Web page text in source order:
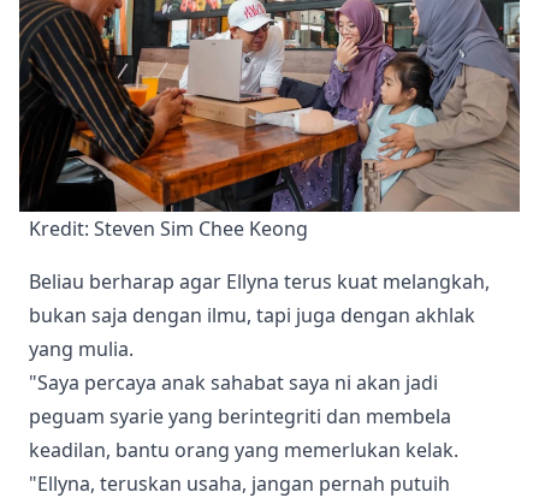
Kredit: Steven Sim Chee Keong
Beliau berharap agar Ellyna terus kuat melangkah,
bukan saja dengan ilmu, tapi juga dengan akhlak
yang mulia.
"Saya percaya anak sahabat saya ni akan jadi
peguam syarie yang berintegriti dan membela
keadilan, bantu orang yang memerlukan kelak.
"Ellyna, teruskan usaha, jangan pernah putuih